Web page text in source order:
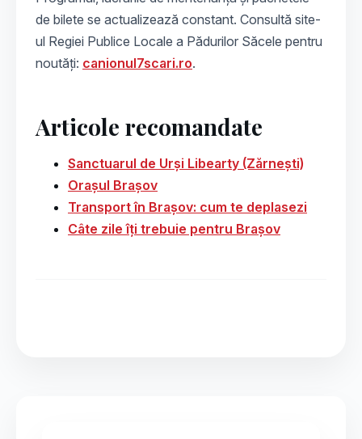
de bilete se actualizează constant. Consultă site-
ul Regiei Publice Locale a Pădurilor Săcele pentru
noutăți: canionul7scari.ro.
Articole recomandate
Sanctuarul de Urși Libearty (Zărnești)
Orașul Brașov
Transport în Brașov: cum te deplasezi
Câte zile îți trebuie pentru Brașov